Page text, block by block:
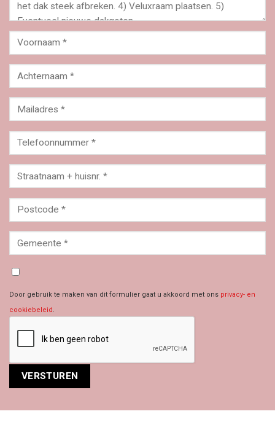
Door gebruik te maken van dit formulier gaat u akkoord met ons privacy- en
cookiebeleid